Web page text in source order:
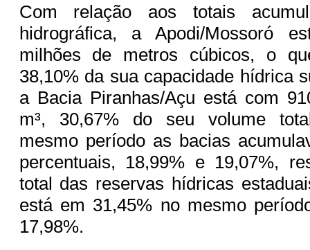
Com relação aos totais
hidrográfica, a Apodi/Mossoró
milhões de metros cúbicos, o
38,10% da sua capacidade hídrica
a Bacia Piranhas/Açu está com
m³, 30,67% do seu volume
mesmo período as bacias
percentuais, 18,99% e 19,07%,
total das reservas hídricas
está em 31,45% no mesmo
17,98%.